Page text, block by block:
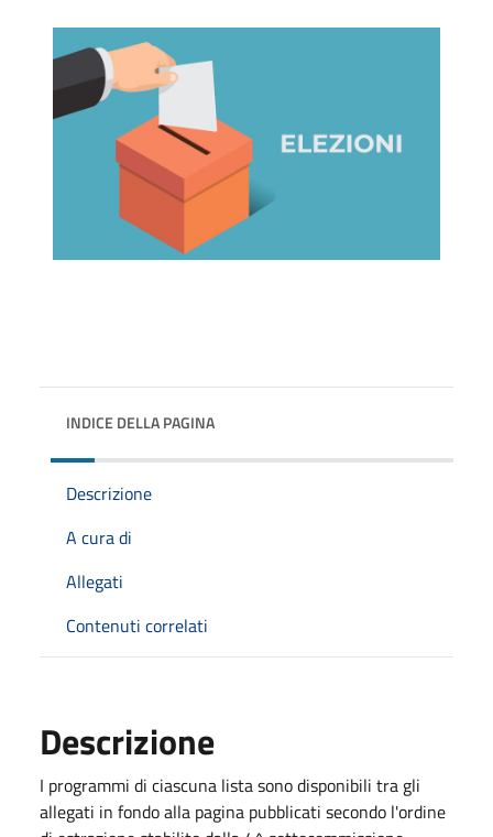
INDICE DELLA PAGINA
Descrizione
A cura di
Allegati
Contenuti correlati
Descrizione
I programmi di ciascuna lista sono disponibili tra gli
allegati in fondo alla pagina pubblicati secondo l'ordine